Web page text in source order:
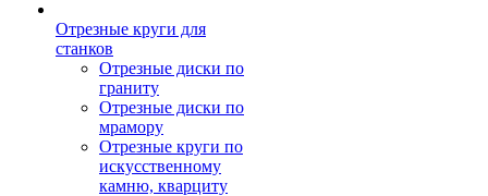
Отрезные круги для
станков
Отрезные диски по
граниту
Отрезные диски по
мрамору
Отрезные круги по
искусственному
камню, кварциту